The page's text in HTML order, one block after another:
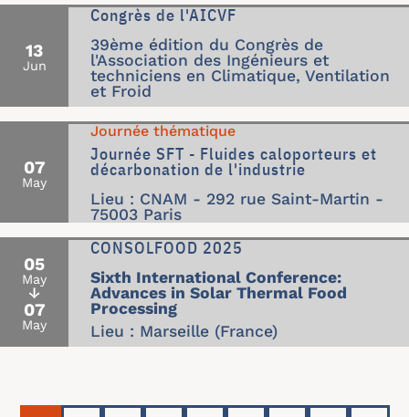
13
Jun
Congrès de l'AICVF
39ème édition du Congrès de
l'Association des Ingénieurs et
techniciens en Climatique, Ventilation
et Froid
07
May
Journée thématique
Journée SFT - Fluides caloporteurs et
décarbonation de l'industrie
Lieu : CNAM - 292 rue Saint-Martin -
75003 Paris
05
May
↓
07
May
CONSOLFOOD 2025
Sixth International Conference:
Advances in Solar Thermal Food
Processing
Lieu : Marseille (France)